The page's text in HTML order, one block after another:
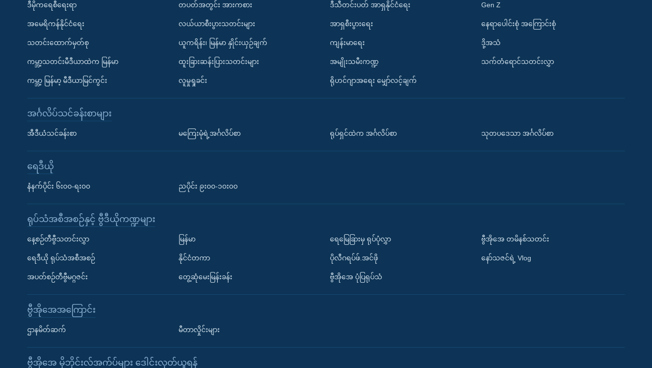
Learning English
ဒီမိုကရေစီရေးရာ
အမေရိကန်နိုင်ငံရေး
သတင်းထောက်မှတ်စု
ကမ္ဘာ့သတင်းမီဒီယာထဲက မြန်မာ
ကမ္ဘာ့ မြန်မာ့ မီဒီယာမြင်ကွင်း
တပတ်အတွင်း အားကစား
လယ်ယာစီးပွားသတင်းများ
ယူကရိန်း၊ မြန်မာ နှိုင်းယှဉ်ချက်
ထူးခြားဆန်းပြားသတင်းများ
လူမှုရှုခင်း
ဒီသီတင်းပတ် အာရှနိုင်ငံရေး
အာရှစီးပွားရေး
ကျန်းမာရေး
အမျိုးသမီးကဏ္ဍ
ရိုဟင်ဂျာအရေး မျှော်လင့်ချက်
Gen Z
နေရာပေါင်းစုံ အကြောင်းစုံ
ဒို့အသံ
သက်တံရောင်သတင်းလွှာ
အင်္ဂလိပ်သင်ခန်းစာများ
အီဒီယံသင်ခန်းစာ မကြေးမုံရဲ့အင်္ဂလိပ်စာ ရုပ်ရှင်ထဲက အင်္ဂလိပ်စာ သုတပဒေသာ အင်္ဂလိပ်စာ
ရေဒီယို
နံနက်ပိုင်း ၆း၀၀-ရး၀၀ ညပိုင်း ၉း၀၀-၁၀း၀၀
ရုပ်သံအစီအစဉ်နှင့် ဗွီဒီယိုကဏ္ဍများ
နေ့စဉ်တီဗွီသတင်းလွှာ
ရေဒီယို ရုပ်သံအစီအစဉ်
အပတ်စဉ်တီဗွီမဂ္ဂဇင်း
မြန်မာ
နိုင်ငံတကာ
တွေ့ဆုံမေးမြန်းခန်း
ရေမြေခြားမှ ရုပ်ပုံလွှာ
ပိုလီဂရပ်ဖ်.အင်ဖို
ဗွီအိုအေ ပုံပြရုပ်သံ
ဗွီအိုအေ တမိနစ်သတင်း
နော်သဇင်ရဲ့ Vlog
ဗွီအိုအေအကြောင်း
ဌာနမိတ်ဆက် မီတာလှိုင်းများ
ဗွီအိုအေ မိုဘိုင်းလ်အက်ပ်များ ဒေါင်းလုတ်ယူရန်